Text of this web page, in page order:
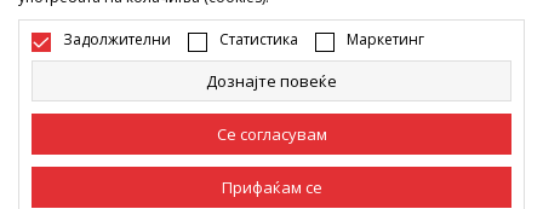
Промена
Задолжителни Статистика Маркетинг
Дознајте повеќе
Се согласувам
Прифаќам се